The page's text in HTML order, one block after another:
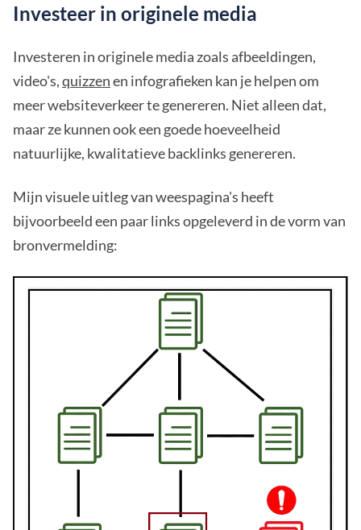
Investeer in originele media
Investeren in originele media zoals afbeeldingen,
video's,quizzenen infografieken kan je helpen om
meer websiteverkeer te genereren. Niet alleen dat,
maar ze kunnen ook een goede hoeveelheid
natuurlijke, kwalitatieve backlinks genereren.
Mijn visuele uitleg van weespagina's heeft
bijvoorbeeld een paar links opgeleverd in de vorm van
bronvermelding: